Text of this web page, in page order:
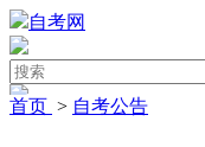
自考网
首页 > 自考公告